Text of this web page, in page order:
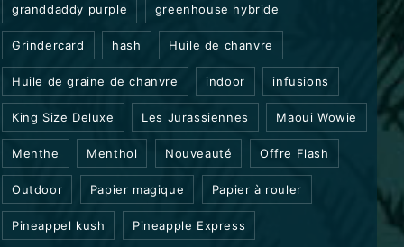
granddaddy purple greenhouse hybride
Grindercard hash Huile de chanvre
Huile de graine de chanvre indoor infusions
King Size Deluxe Les Jurassiennes Maoui Wowie
Menthe Menthol Nouveauté Offre Flash
Outdoor Papier magique Papier à rouler
Pineappel kush Pineapple Express